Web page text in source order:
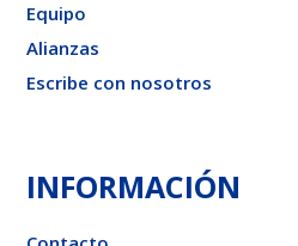
Equipo
Alianzas
Escribe con nosotros
INFORMACIÓN